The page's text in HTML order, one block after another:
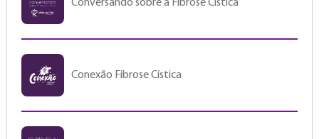
Conversando sobre a Fibrose Cística
Conexão Fibrose Cística